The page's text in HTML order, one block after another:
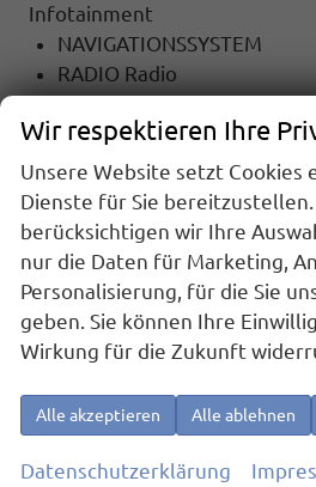
Infotainment
NAVIGATIONSSYSTEM
RADIO Radio
TOUCHSCREEN
Radiobedienung am
DAB
USB-Anschluss
Apple Car Play
Android Auto
Freisprecheinrichtung
Bluetooth
6x Airbag
Notrufsystem
ASR
Wir respektieren Ihre
Unsere Website setzt Cookies
Dienste für Sie
berücksichtigen wir Ihre
nur die Daten für Marketing,
Personalisierung, für die Sie
geben. Sie können Ihre
Wirkung für die Zukunft
Alle akzeptieren Alle ablehnen
Datenschutzerklärung